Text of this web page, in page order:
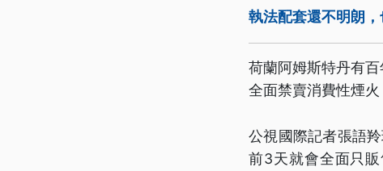
執法配套還不明朗，
荷蘭阿姆斯特丹有
全面禁賣消費性煙
公視國際記者張語
前3天就會全面只